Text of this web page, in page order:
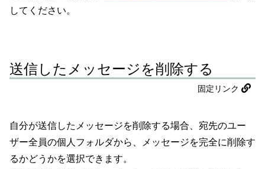
してください。
送信したメッセージを削除する
固定リンク
自分が送信したメッセージを削除する場合、宛先のユー
ザー全員の個人フォルダから、メッセージを完全に削除す
るかどうかを選択できます。